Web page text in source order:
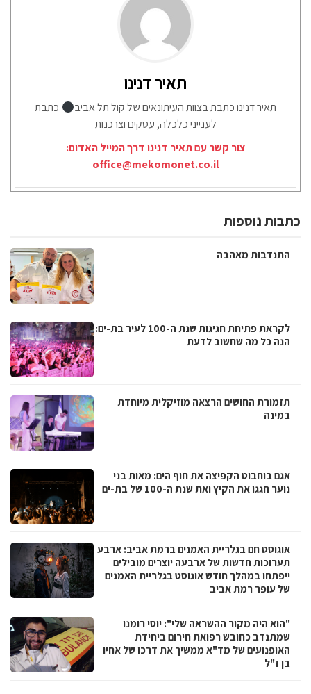
תאיר דנינו
תאיר דנינו כתבת בצוות העיתונאים של קול תל אביב
כתבת
לענייני כלכלה, עסקים וצרכנות
צור קשר עם תאיר דנינו דרך המייל האדום:
office@mekomonet.co.il
כתבות נוספות
התנדבות מאהבה
לקראת פתיחת חגיגות שנת ה-100 לעיר בת-ים:
הנה כל מה שחשוב לדעת
תזמורת החושים הרצאה מוזיקלית מיוחדת
במינה
אגם בוחבוט הקפיצה את חוף הים: מאות בני
נוער חגגו את הקיץ ואת שנת ה-100 של בת-ים
אוגוסט חם בגלריית האמנים ברמת אביב: ארבע
תערוכות חדשות של ארבעה יוצרים מובילים
ייפתחו במהלך חודש אוגוסט בגלריית האמנים
של עופר רמת אביב
"הוא היה מקור ההשראה שלי": יוסי רומנו
שמתנדב כחובש רפואת חירום ביחידת
האופנועים של מד"א ממשיך את דרכו של אחיו
בן ז"ל